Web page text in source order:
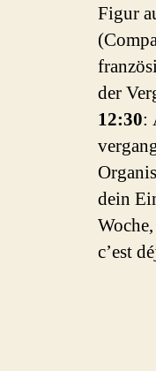
Figur
der
12:30:
dein
c’est